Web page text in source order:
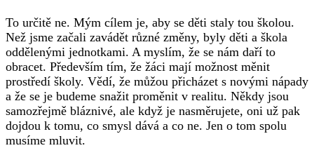
To určitě ne. Mým cílem je, aby se děti staly tou školou.
Než jsme začali zavádět různé změny, byly děti a škola
oddělenými jednotkami. A myslím, že se nám daří to
obracet. Především tím, že žáci mají možnost měnit
prostředí školy. Vědí, že můžou přicházet s novými nápady
a že se je budeme snažit proměnit v realitu. Někdy jsou
samozřejmě bláznivé, ale když je nasměrujete, oni už pak
dojdou k tomu, co smysl dává a co ne. Jen o tom spolu
musíme mluvit.